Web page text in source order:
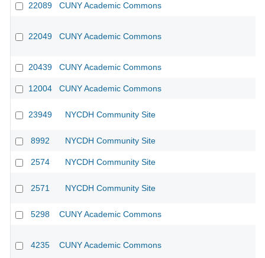
22089 CUNY Academic Commons
22049 CUNY Academic Commons
20439 CUNY Academic Commons
12004 CUNY Academic Commons
23949 NYCDH Community Site
8992 NYCDH Community Site
2574 NYCDH Community Site
2571 NYCDH Community Site
5298 CUNY Academic Commons
4235 CUNY Academic Commons